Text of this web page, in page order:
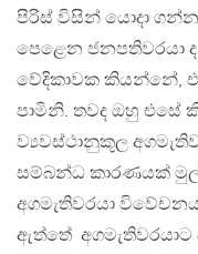
පිරිස් විසින් යොදා
පෙළෙන ජනපතිවරයා ද
වේදිකාවක කියන්නේ,
පාමිනි. තවද ඔහු එසේ
ව්‍යවස්ථානුකූල
සම්බන්ධ කාරණයක්
අගමැතිවරයා
ඇත්තේ